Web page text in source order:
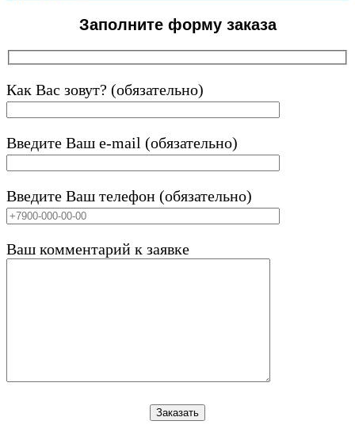
Заполните форму заказа
Как Вас зовут? (обязательно)
Введите Ваш e-mail (обязательно)
Введите Ваш телефон (обязательно)
Ваш комментарий к заявке